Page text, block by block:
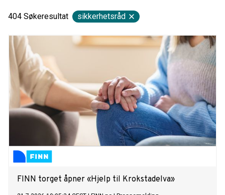
404 Søkeresultat sikkerhetsråd
FINN torget åpner «Hjelp til Krokstadelva»